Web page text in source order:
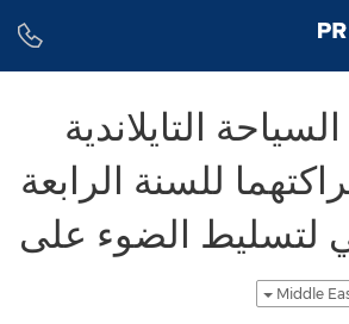
التايلاندية
للسنة الرابعة
لتسليط الضوء على
Middle